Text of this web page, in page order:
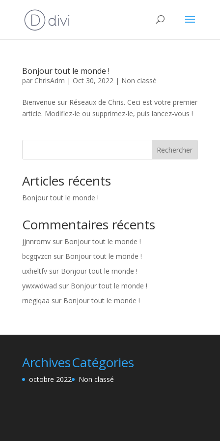
Bonjour tout le monde !
par ChrisAdm | Oct 30, 2022| Non classé
Bienvenue sur Réseaux de Chris. Ceci est votre premier
article. Modifiez-le ou supprimez-le, puis lancez-vous !
Rechercher
Articles récents
Bonjour tout le monde !
Commentaires récents
jjnnromvsur Bonjour tout le monde !
bcgqvzcn sur Bonjour tout le monde !
uxheltfvsur Bonjour tout le monde !
ywxwdwad sur Bonjour tout le monde !
rnegiqaa sur Bonjour tout le monde !
Archives
octobre 2022
Catégories
Non classé